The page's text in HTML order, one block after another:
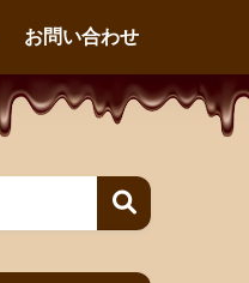
お問い合わせ